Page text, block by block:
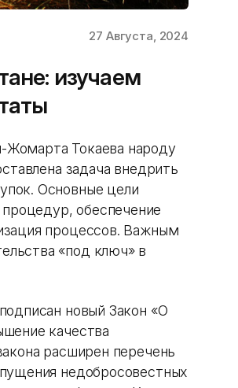
27 Августа, 2024
изучаем
Жомарта Токаева народу
задача внедрить
Основные цели
обеспечение
процессов. Важным
«под ключ» в
новый Закон «О
качества
расширен перечень
недобросовестных